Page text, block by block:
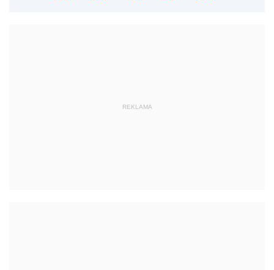
REKLAMA